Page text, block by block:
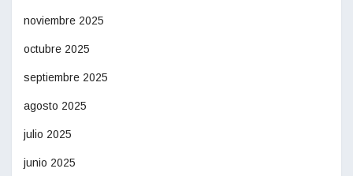
noviembre 2025
octubre 2025
septiembre 2025
agosto 2025
julio 2025
junio 2025